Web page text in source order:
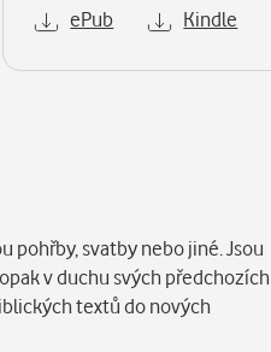
ePub Kindle
pohřby, svatby nebo jiné. Jsou
v duchu svých předchozích
textů do nových